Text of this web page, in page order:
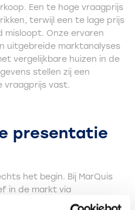
Een te hoge vraagprijs
terwijl een te lage prijs
misloopt. Onze ervaren
uitgebreide marktanalyses
vergelijkbare huizen in de
stellen zij een
vraagprijs vast.
presentatie
het begin. Bij MarQuis
in de markt via
we jouw woning op